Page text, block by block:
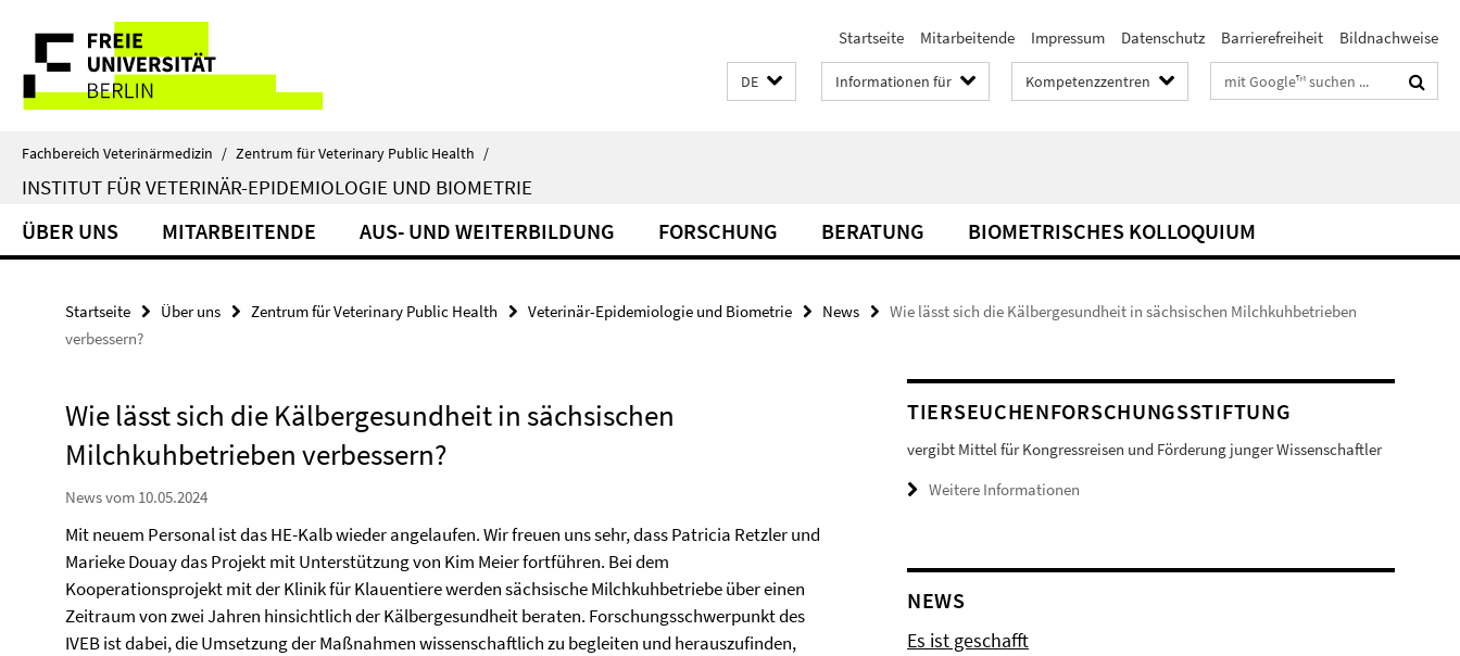
direkt
Inhalt
Service-
Navigation
Startseite Mitarbeitende Impressum Datenschutz Barrierefreiheit Bildnachweise
DE Informationen für Kompetenzzentren Suchbegriffe
Fachbereich Veterinärmedizin / Zentrum für Veterinary Public Health /
INSTITUT FÜR VETERINÄR-EPIDEMIOLOGIE UND BIOMETRIE
ÜBER UNS MITARBEITENDE AUS- UND WEITERBILDUNG FORSCHUNG BERATUNG BIOMETRISCHES KOLLOQUIUM
Startseite Über uns Zentrum für Veterinary Public Health Veterinär-Epidemiologie und Biometrie News
Wie lässt sich die Kälbergesundheit in sächsischen Milchkuhbetrieben
verbessern?
Wie lässt sich die Kälbergesundheit in sächsischen
Milchkuhbetrieben verbessern?
News vom 10.05.2024
Mit neuem Personal ist das HE-Kalb wieder angelaufen. Wir freuen uns sehr, dass Patricia Retzler und
Marieke Douay das Projekt mit Unterstützung von Kim Meier fortführen. Bei dem
Kooperationsprojekt mit der Klinik für Klauentiere werden sächsische Milchkuhbetriebe über einen
Zeitraum von zwei Jahren hinsichtlich der Kälbergesundheit beraten. Forschungsschwerpunkt des
IVEB ist dabei, die Umsetzung der Maßnahmen wissenschaftlich zu begleiten und herauszufinden,
TIERSEUCHENFORSCHUNGSSTIFTUNG
vergibt Mittel für Kongressreisen und Förderung junger Wissenschaftler
Weitere Informationen
NEWS
Es ist geschafft